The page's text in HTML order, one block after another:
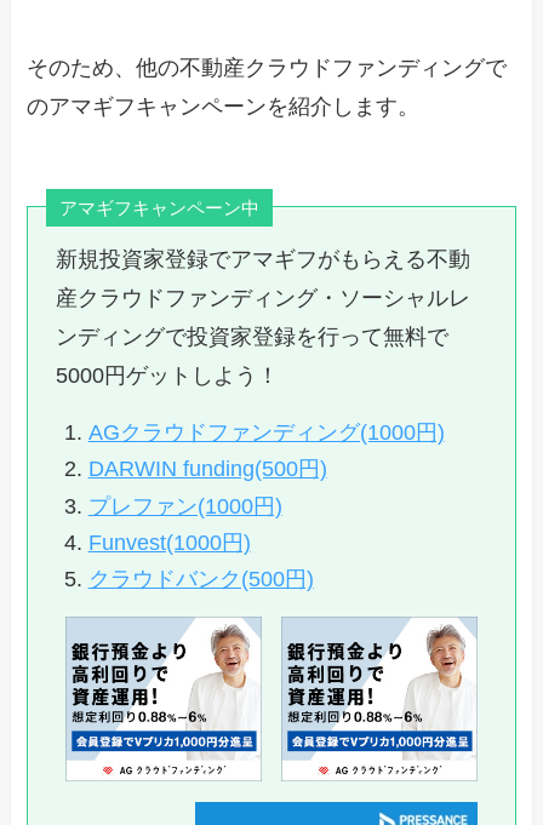
そのため、他の不動産クラウドファンディングで
のアマギフキャンペーンを紹介します。
アマギフキャンペーン中
新規投資家登録でアマギフがもらえる不動
産クラウドファンディング・ソーシャルレ
ンディングで投資家登録を行って無料で
5000円ゲットしよう！
AGクラウドファンディング(1000円)
DARWIN funding(500円)
プレファン(1000円)
Funvest(1000円)
クラウドバンク(500円)